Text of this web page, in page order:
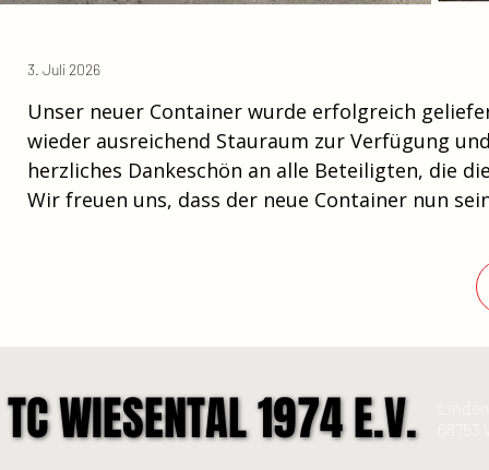
3. Juli 2026
Unser neuer Container wurde erfolgreich
wieder ausreichend Stauraum zur Verfügung
herzliches Dankeschön an alle Beteiligten, die
Wir freuen uns, dass der neue Container nun
TC WIESENTAL 1974 E.V.
TC WIESENTAL 1974 E.V.